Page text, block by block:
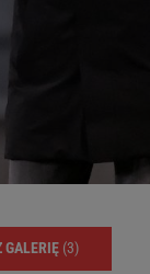
GALERIĘ (3)